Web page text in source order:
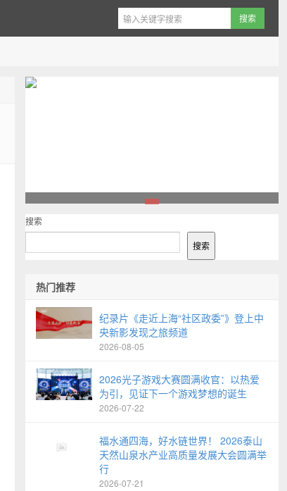
搜索
搜索
热门推荐
纪录片《走近上海“社区政委”》登上中
央新影发现之旅频道
2026-08-05
2026光子游戏大赛圆满收官：以热爱
为引，见证下一个游戏梦想的诞生
2026-07-22
福水通四海，好水链世界！ 2026泰山
天然山泉水产业高质量发展大会圆满举
行
2026-07-21